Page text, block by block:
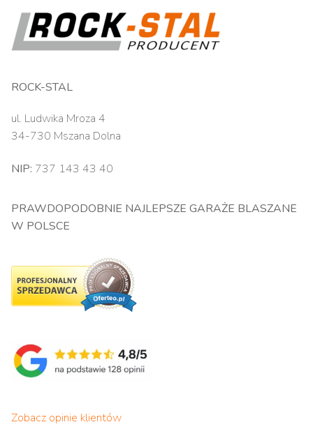
ROCK-STAL
ul. Ludwika Mroza 4
34-730 Mszana Dolna
NIP: 737 143 43 40
PRAWDOPODOBNIE NAJLEPSZE GARAŻE BLASZANE
W POLSCE
Zobacz opinie klientów